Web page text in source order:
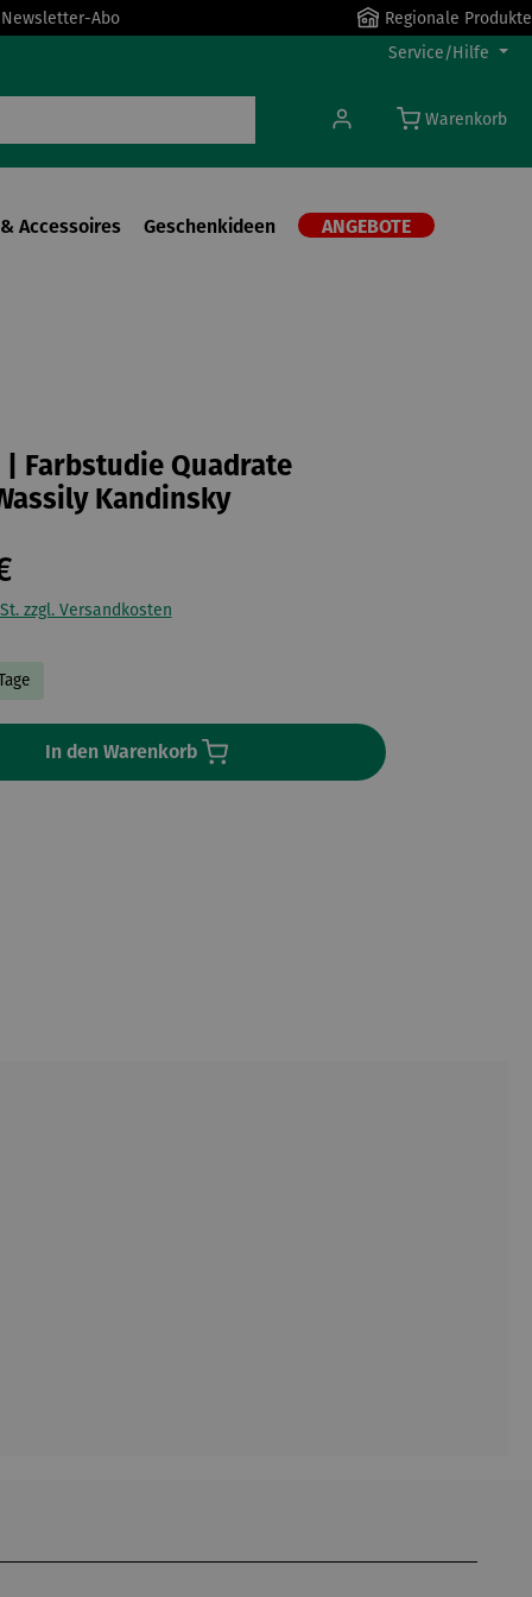
Abo
Regionale Produkte
Service/Hilfe
Warenkorb
Accessoires Geschenkideen ANGEBOTE
| Farbstudie Quadrate
Kandinsky
zzgl. Versandkosten
In den Warenkorb